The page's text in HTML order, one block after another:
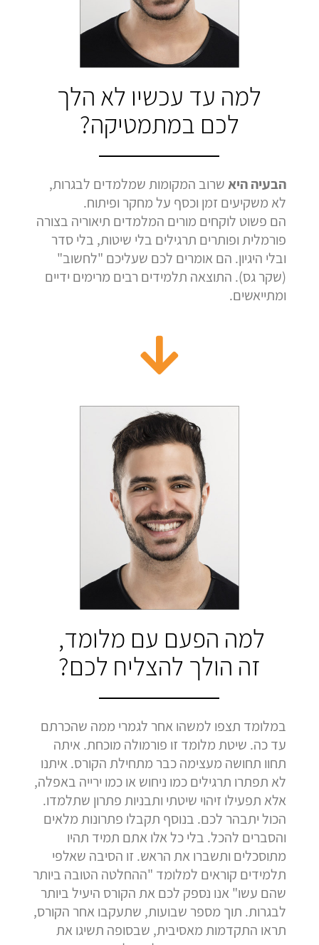
לחץ לצפייה
בהמלצה
Hedva Mettoudi
בגרות 3 יחידות
ציון 100
בהמלצה
לחץ לצפייה
בהמלצה
למה עד עכשיו לא הלך
לכם במתמטיקה?
הבעיה היאשרוב המקומות שמלמדים לבגרות,
לא משקיעים זמן וכסף על מחקר ופיתוח.
הם פשוט לוקחים מורים המלמדים תיאוריה בצורה
פורמלית ופותרים תרגילים בלי שיטות, בלי סדר
ובלי היגיון. הם אומרים לכם שעליכם "לחשוב"
(שקר גס). התוצאה תלמידים רבים מרימים ידיים
ומתייאשים.
למה הפעם עם מלומד,
זה הולך להצליח לכם?
במלומד תצפו למשהו אחר לגמרי ממה שהכרתם
עד כה. שיטת מלומד זו פורמולה מוכחת. איתה
תחוו תחושה מעצימה כבר מתחילת הקורס. איתנו
לא תפתרו תרגילים כמו ניחוש או כמו ירייה באפלה,
אלא תפעילו זיהוי שיטתי ותבניות פתרון שתלמדו.
הכול יתבהר לכם. בנוסף תקבלו פתרונות מלאים
והסברים להכל. בלי כל אלו אתם תמיד תהיו
מתוסכלים ותשברו את הראש. זו הסיבה שאלפי
תלמידים קוראים למלומד "ההחלטה הטובה ביותר
שהם עשו" אנו נספק לכם את הקורס היעיל ביותר
לבגרות. תוך מספר שבועות, שתעקבו אחר הקורס,
תראו התקדמות מאסיבית, שבסופה תשיגו את